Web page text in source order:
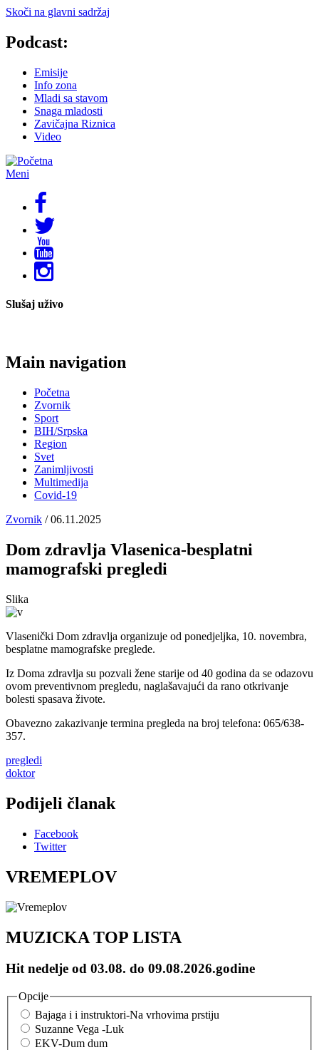
Skoči na glavni sadržaj
Podcast:
Emisije
Info zona
Mladi sa stavom
Snaga mladosti
Zavičajna Riznica
Video
Meni
Slušaj uživo
Main navigation
Početna
Zvornik
Sport
BIH/Srpska
Region
Svet
Zanimljivosti
Multimedija
Covid-19
Zvornik / 06.11.2025
Dom zdravlja Vlasenica-besplatni
mamografski pregledi
Slika
Vlasenički Dom zdravlja organizuje od ponedjeljka, 10. novembra,
besplatne mamografske preglede.
Iz Doma zdravlja su pozvali žene starije od 40 godina da se odazovu
ovom preventivnom pregledu, naglašavajući da rano otkrivanje
bolesti spasava živote.
Obavezno zakazivanje termina pregleda na broj telefona: 065/638-
357.
pregledi
doktor
Podijeli članak
Facebook
Twitter
VREMEPLOV
MUZICKA TOP LISTA
Hit nedelje od 03.08. do 09.08.2026.godine
Opcije
Bajaga i i instruktori-Na vrhovima prstiju
Suzanne Vega -Luk
EKV-Dum dum